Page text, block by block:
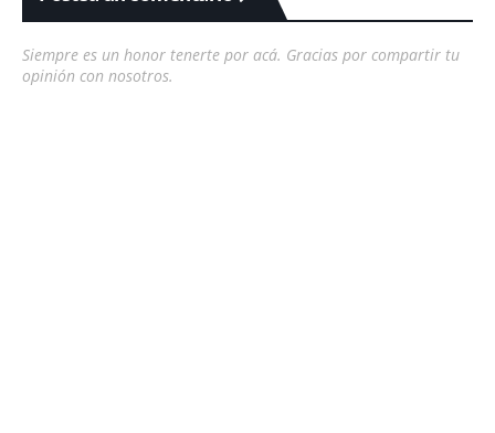
Siempre es un honor tenerte por acá. Gracias por compartir tu
opinión con nosotros.